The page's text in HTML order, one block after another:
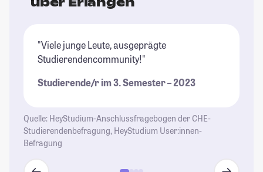
"Viele junge Leute, ausgeprägte
Studierendencommunity!"
Studierende/r im 3. Semester – 2023
Quelle: HeyStudium-Anschlussfragebogen der CHE-
Studierendenbefragung, HeyStudium User:innen-
Befragung